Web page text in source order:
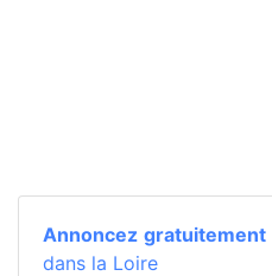
Annoncez gratuitement
dans la Loire